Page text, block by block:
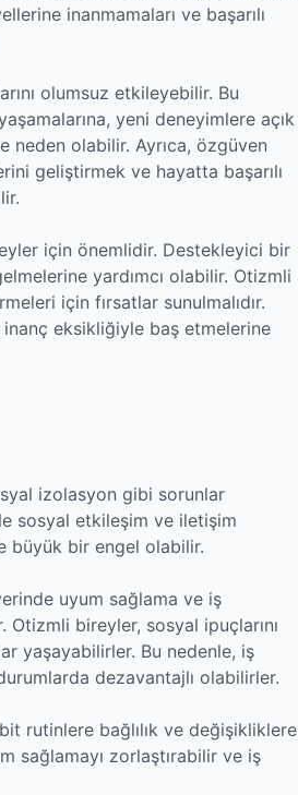
inanmamaları ve başarılı
olumsuz etkileyebilir. Bu
yeni deneyimlere açık
neden olabilir. Ayrıca, özgüven
geliştirmek ve hayatta başarılı
için önemlidir. Destekleyici bir
yardımcı olabilir. Otizmli
için fırsatlar sunulmalıdır.
inanç eksikliğiyle baş etmelerine
izolasyon gibi sorunlar
sosyal etkileşim ve iletişim
büyük bir engel olabilir.
uyum sağlama ve iş
bireyler, sosyal ipuçlarını
yaşayabilirler. Bu nedenle, iş
dezavantajlı olabilirler.
rutinlere bağlılık ve değişikliklere
sağlamayı zorlaştırabilir ve iş